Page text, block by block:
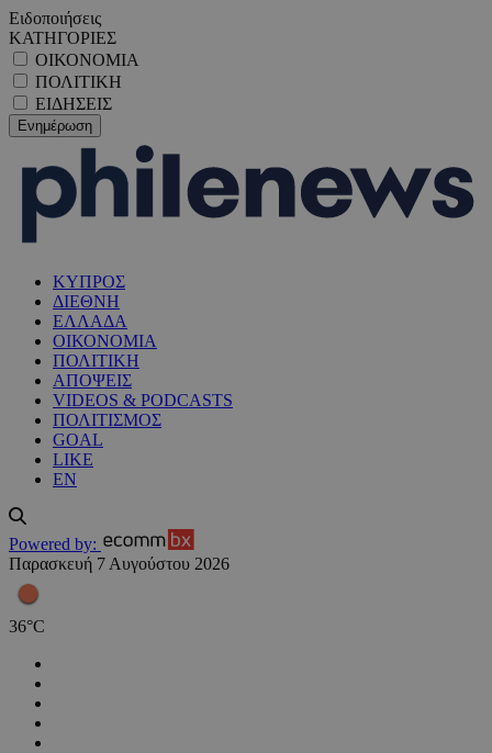
Ειδοποιήσεις
ΚΑΤΗΓΟΡΙΕΣ
ΟΙΚΟΝΟΜΙΑ
ΠΟΛΙΤΙΚΗ
ΕΙΔΗΣΕΙΣ
ΚΥΠΡΟΣ
ΔΙΕΘΝΗ
ΕΛΛΑΔΑ
ΟΙΚΟΝΟΜΙΑ
ΠΟΛΙΤΙΚΗ
ΑΠΟΨΕΙΣ
VIDEOS & PODCASTS
ΠΟΛΙΤΙΣΜΟΣ
GOAL
LIKE
EN
Powered by:
Παρασκευή 7 Αυγούστου 2026
36°C